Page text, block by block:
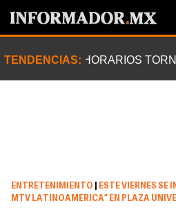
TENDENCIAS: HORARIOS
ENTRETENIMIENTO
ESTE VIERNES SE
MTV LATINOAMERICA” EN PLAZA